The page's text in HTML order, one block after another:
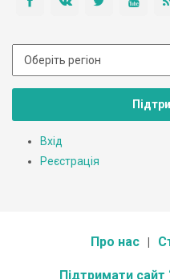
Вхід
Реєстрація
Про нас
Підтримати сайт